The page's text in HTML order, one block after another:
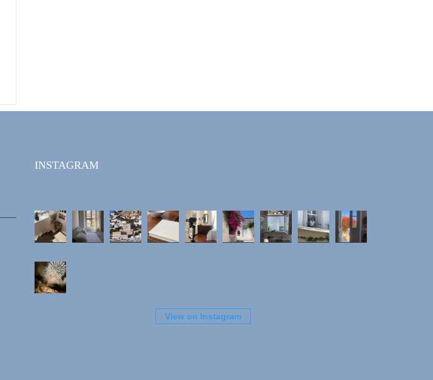
INSTAGRAM
View on Instagram